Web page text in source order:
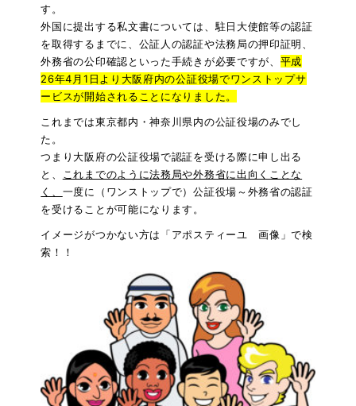
す。
外国に提出する私文書については、駐日大使館等の認証
を取得するまでに、公証人の認証や法務局の押印証明、
外務省の公印確認といった手続きが必要ですが、 平成
26年4月1日より大阪府内の公証役場でワンストップサ
ービスが開始されることになりました。
これまでは東京都内・神奈川県内の公証役場のみでし
た。
つまり大阪府の公証役場で認証を受ける際に申し出る
と、
これまでのように法務局や外務省に出向くことな
く、 一度に（ワンストップで）公証役場～外務省の認証
を受けることが可能になります。
イメージがつかない方は「アポスティーユ 画像」で検
索！！